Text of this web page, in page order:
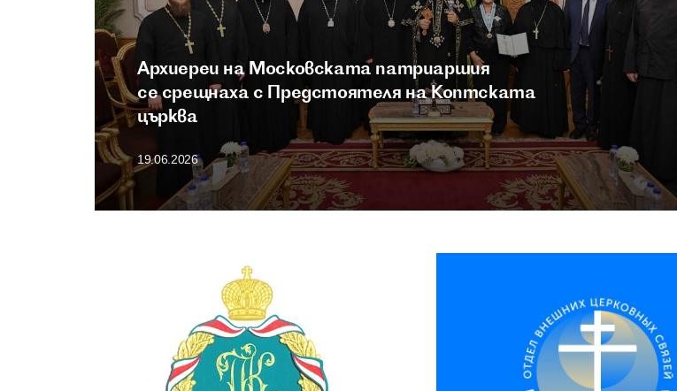
Архиереи на Московската патриаршия
се срещнаха с Предстоятеля на Коптската
църква
19.06.2026